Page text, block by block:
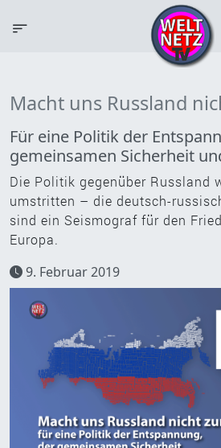
Macht uns Russland
Für eine Politik der
gemeinsamen Sicherheit
Die Politik gegenüber Russland
umstritten – die deutsch-
sind ein Seismograf für den
Europa.
9. Februar 2019